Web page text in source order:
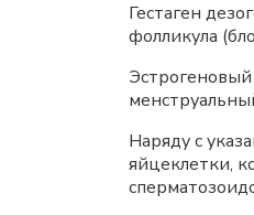
Гестаген
фолликула
Наряду с
яйцеклетки,